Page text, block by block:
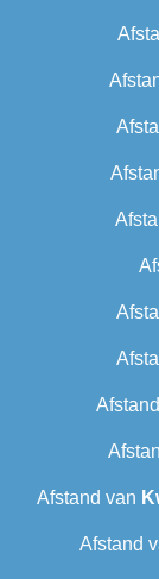
Afstand van
Afstand